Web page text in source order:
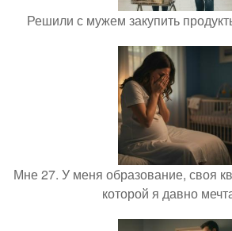
Решили с мужем закупить
Мне 27. У меня образование, своя
которой я давно